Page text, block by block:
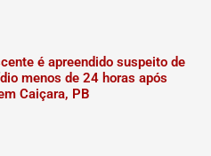
é apreendido suspeito de
menos de 24 horas após
Caiçara, PB